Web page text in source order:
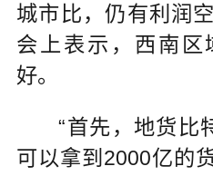
城市比，仍有利润
会上表示，西南区
好。
“首先，地货比
可以拿到2000亿的